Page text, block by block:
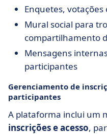
Enquetes,
Mural social para
compartilhamento
Mensagens
participantes
Gerenciamento de
participantes
A plataforma inclui um
inscrições e acesso,